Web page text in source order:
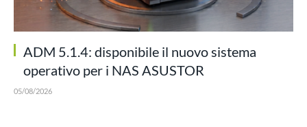
ADM 5.1.4: disponibile il nuovo sistema
operativo per i NAS ASUSTOR
05/08/2026